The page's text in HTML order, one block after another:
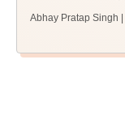
Abhay Pratap Singh